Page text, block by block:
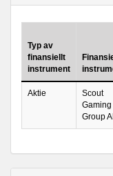
Typ av
finansiellt
instrument
Aktie
Scout
Gaming
Group